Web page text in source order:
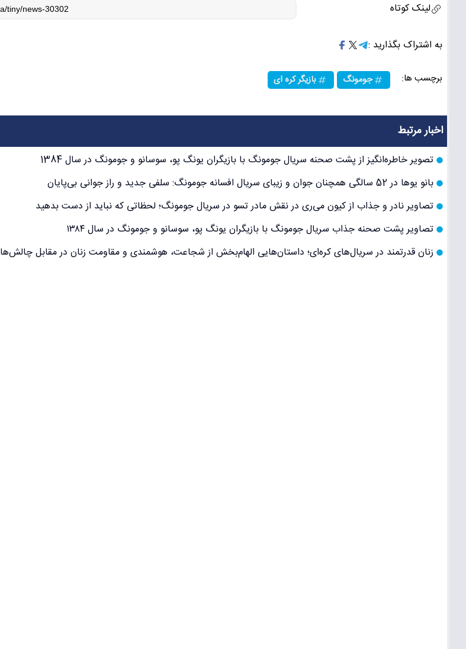
لینک کوتاه
به اشتراک بگذارید :
برچسب ها: جومونگ بازیگر کره ای
اخبار مرتبط
تصویر خاطره‌انگیز از پشت صحنه سریال جومونگ با بازیگران یونگ پو، سوسانو و جومونگ در سال 1384
بانو یوها در 52 سالگی همچنان جوان و زیبای سریال افسانه جومونگ: سلفی جدید و راز جوانی بی‌پایان
تصاویر نادر و جذاب از کیون می‌ری در نقش مادر تسو در سریال جومونگ؛ لحظاتی که نباید از دست بدهید
تصاویر پشت صحنه جذاب سریال جومونگ با بازیگران یونگ پو، سوسانو و جومونگ در سال ۱۳۸۴
زنان قدرتمند در سریال‌های کره‌ای؛ داستان‌هایی الهام‌بخش از شجاعت، هوشمندی و مقاومت زنان در مقابل چالش‌ها